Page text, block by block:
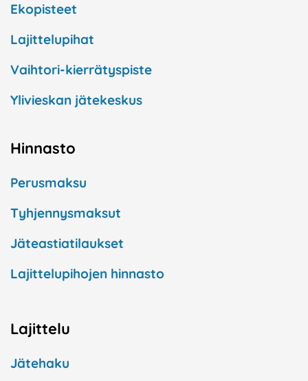
Ekopisteet
Lajittelupihat
Vaihtori-kierrätyspiste
Ylivieskan jätekeskus
Hinnasto
Perusmaksu
Tyhjennysmaksut
Jäteastiatilaukset
Lajittelupihojen hinnasto
Lajittelu
Jätehaku